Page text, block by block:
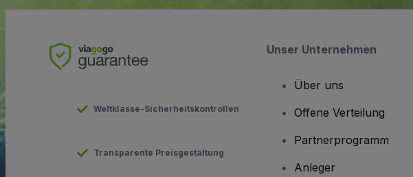
Weltklasse-Sicherheitskontrollen
Transparente Preisgestaltung
Unser Unternehmen
Über uns
Offene Verteilung
Partnerprogramm
Anleger